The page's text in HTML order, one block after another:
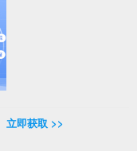
立即获取 >>